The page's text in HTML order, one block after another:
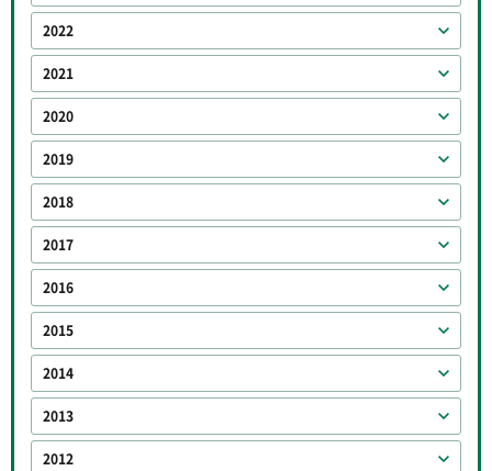
2022
2021
2020
2019
2018
2017
2016
2015
2014
2013
2012